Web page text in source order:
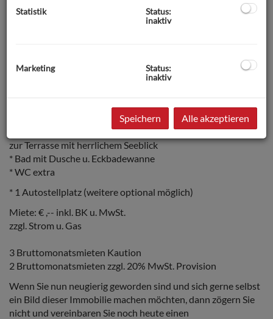
herrlichem Seeblick zu vermieten.
* großzügiges Wohn-Esszimmer mit offner Küche u Zugang
zur Terrasse mit herrlichem Seeblick
* Bad mit Dusche u. Eckbadewanne
* WC extra
* 1 Autostellplatz (weitere optional möglich)
Miete: € ,-- inkl. BK u. MwSt.
zzgl. Strom u. Gas
3 Bruttomonatsmieten Kaution
2 Bruttomonatsmieten zzgl. 20% MwSt. Provision
Wenn Sie nun neugierig geworden sind und sich gerne selbst
ein Bild dieser Immobilie machen möchten, dann zögern Sie
nicht und vereinbaren Sie noch heute einen
Statistik
Status:
inaktiv
Marketing
Status:
inaktiv
Speichern Alle akzeptieren